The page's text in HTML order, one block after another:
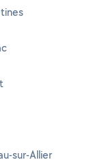
sur-Allier